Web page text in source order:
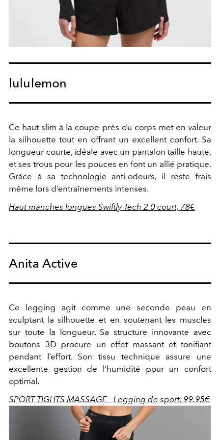
lululemon
Ce haut slim à la coupe près du corps met en valeur
la silhouette tout en offrant un excellent confort. Sa
longueur courte, idéale avec un pantalon taille haute,
et ses trous pour les pouces en font un allié pratique.
Grâce à sa technologie anti-odeurs, il reste frais
même lors d’entraînements intenses.
Haut manches longues Swiftly Tech 2.0 court, 78€
Anita Active
Ce legging agit comme une seconde peau en
sculptant la silhouette et en soutenant les muscles
sur toute la longueur. Sa structure innovante avec
boutons 3D procure un effet massant et tonifiant
pendant l’effort. Son tissu technique assure une
excellente gestion de l’humidité pour un confort
optimal.
SPORT TIGHTS MASSAGE - Legging de sport, 99.95€